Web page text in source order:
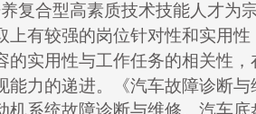
复合型高素质技术技能人才为
有较强的岗位针对性和实用性
实用性与工作任务的相关性，
力的递进。
《汽车故障诊断与
机系统故障诊断与维修、 汽车底